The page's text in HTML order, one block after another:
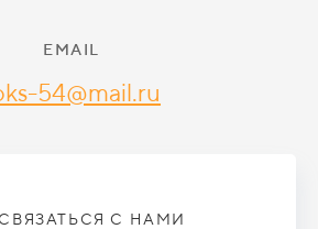
EMAIL
54@mail.ru
С НАМИ